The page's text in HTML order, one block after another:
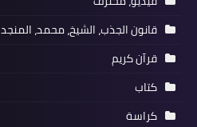
قانون الجذب، الشيخ، محمد، المنجد
قرآن كريم
كتاب
كراسة